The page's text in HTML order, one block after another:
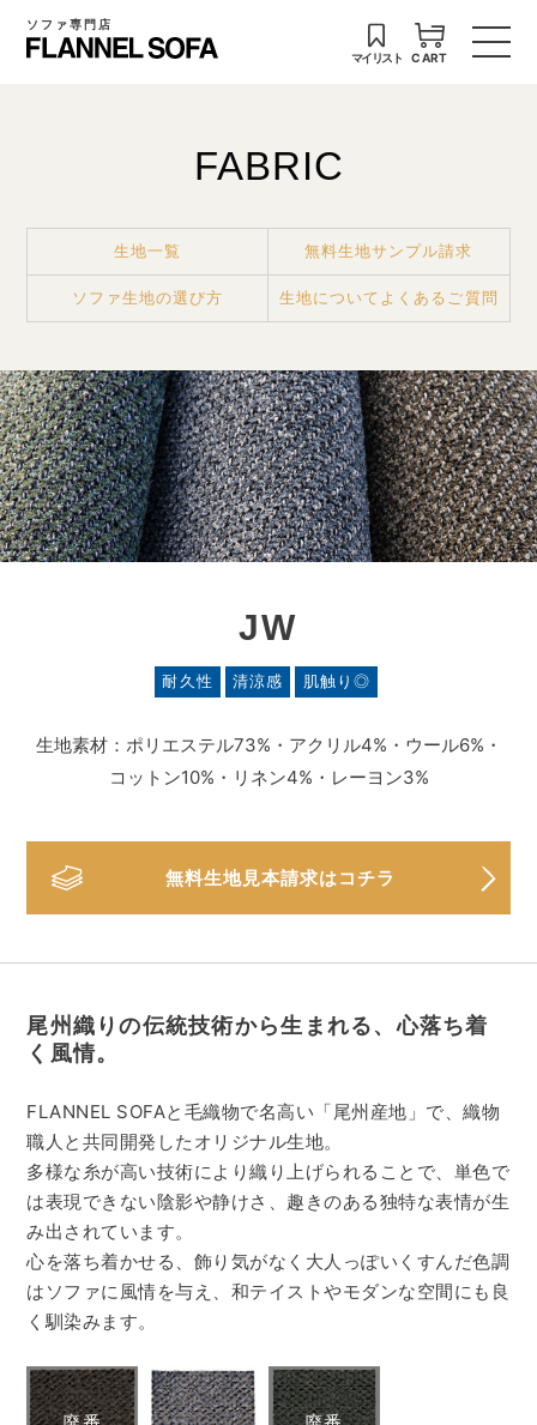
ソファ専門店
マイリスト CART
FABRIC
生地一覧 無料生地サンプル請求
ソファ生地の選び方 生地についてよくあるご質問
JW
生地素材：ポリエステル73%・アクリル4%・ウール6%・
コットン10%・リネン4%・レーヨン3%
無料生地見本請求はコチラ
尾州織りの伝統技術から生まれる、心落ち着
く風情。
FLANNEL SOFAと毛織物で名高い「尾州産地」で、織物
職人と共同開発したオリジナル生地。
多様な糸が高い技術により織り上げられることで、単色で
は表現できない陰影や静けさ、趣きのある独特な表情が生
み出されています。
心を落ち着かせる、飾り気がなく大人っぽいくすんだ色調
はソファに風情を与え、和テイストやモダンな空間にも良
く馴染みます。